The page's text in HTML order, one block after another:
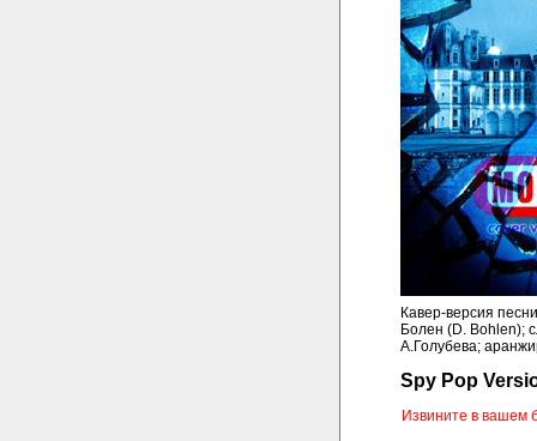
Кавер-версия
Болен (D. Bohlen);
А.Голубева;
Spy Pop
Извините в вашем